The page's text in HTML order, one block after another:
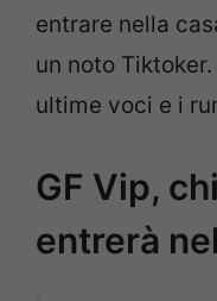
entrare nella
un noto
ultime voci e i
GF Vip,
entrerà